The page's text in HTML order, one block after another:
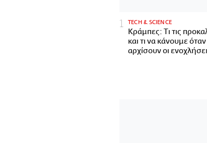
ΤECH & SCIENCE
Κράμπες: Τι τις
και τι να κάνουμε όταν
αρχίσουν οι